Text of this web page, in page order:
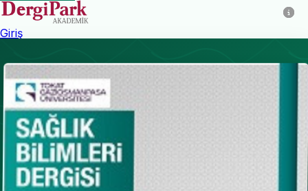
Giriş